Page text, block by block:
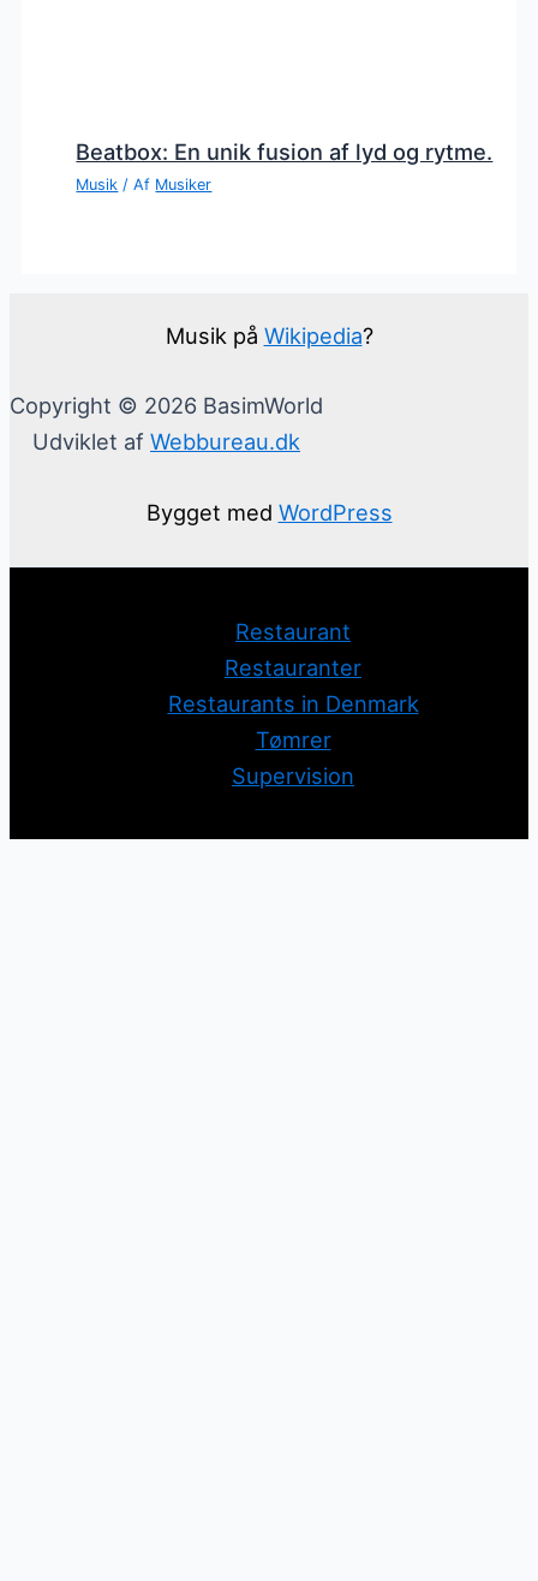
Beatbox: En unik fusion af lyd og rytme.
Musik / Af Musiker
Musik på Wikipedia?
Copyright © 2026 BasimWorld
Udviklet af Webbureau.dk
Bygget med WordPress
Restaurant
Restauranter
Restaurants in Denmark
Tømrer
Supervision